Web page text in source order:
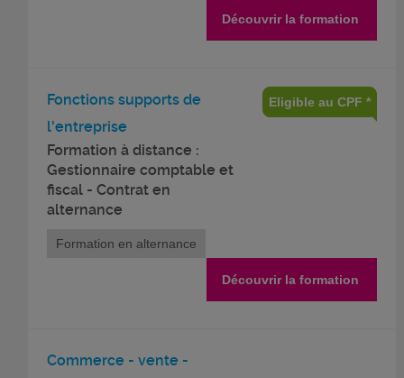
Découvrir la formation
Fonctions supports de
l'entreprise
Formation à distance :
Gestionnaire comptable et
fiscal - Contrat en
alternance
Eligible au CPF *
Formation en alternance
Découvrir la formation
Commerce - vente -